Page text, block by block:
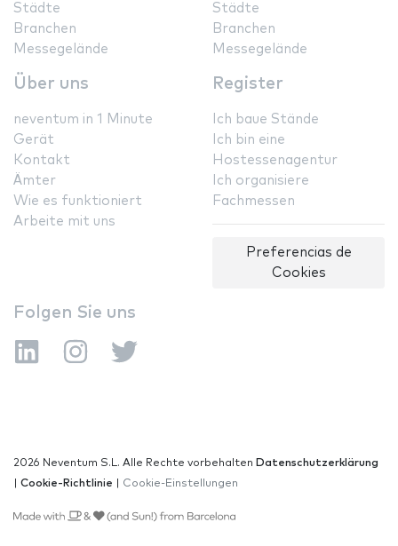
Städte
Branchen
Messegelände
Städte
Branchen
Messegelände
Über uns
neventum in 1 Minute
Gerät
Kontakt
Ämter
Wie es funktioniert
Arbeite mit uns
Register
Ich baue Stände
Ich bin eine
Hostessenagentur
Ich organisiere
Fachmessen
Preferencias de
Cookies
Folgen Sie uns
2026 Neventum S.L. Alle Rechte vorbehalten Datenschutzerklärung
Cookie-Richtlinie Cookie-Einstellungen